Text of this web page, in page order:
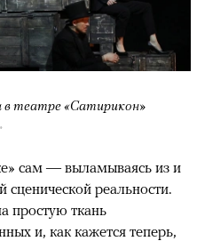
театре «Сатирикон»
сам — выламываясь из и
сценической реальности.
простую ткань
и, как кажется теперь,